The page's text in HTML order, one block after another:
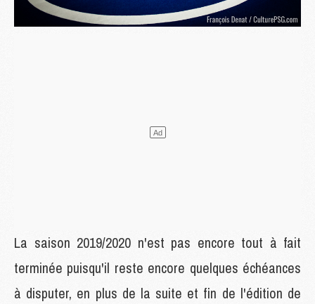
La saison 2019/2020 n'est pas encore tout à fait
terminée puisqu'il reste encore quelques échéances
à disputer, en plus de la suite et fin de l'édition de